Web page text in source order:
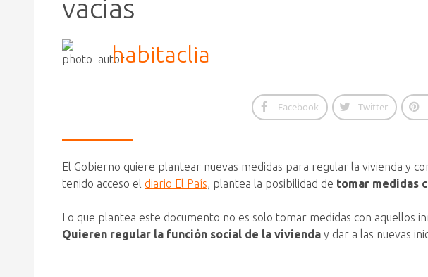
vacías
habitaclia
Facebook Twitter
El Gobierno quiere plantear nuevas medidas para regular la vivienda y
tenido acceso el diario El País, plantea la posibilidad de tomar medidas
Lo que plantea este documento no es solo tomar medidas con aquellos
Quieren regular la función social de la vivienda y dar a las nuevas